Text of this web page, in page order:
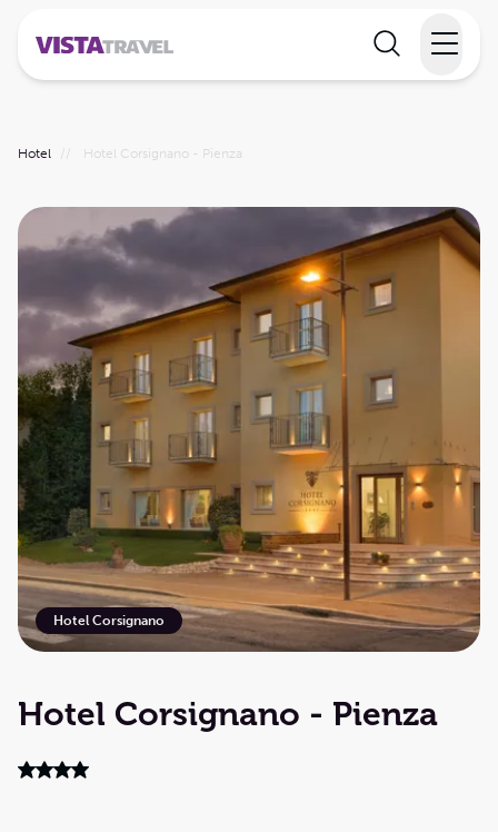
Temareiser
Reisekalender
Informasjon
Min reise
Hotel // Hotel Corsignano - Pienza
Hotel Corsignano
Hotel Corsignano - Pienza